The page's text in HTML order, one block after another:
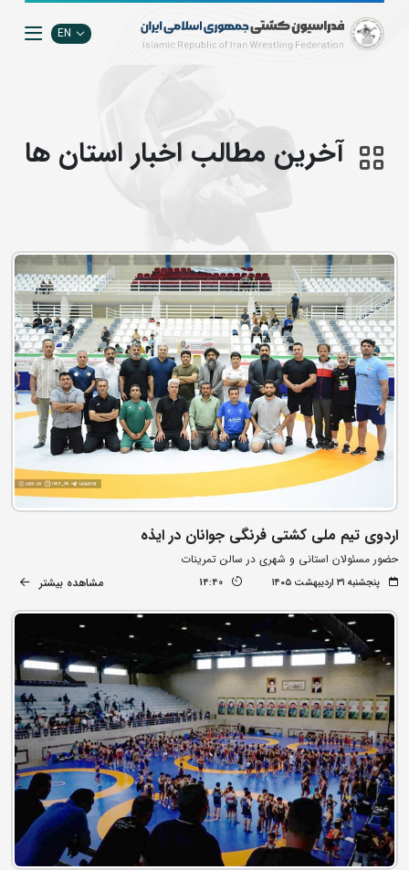
EN
آخرین مطالب اخبار استان ها
اردوی تیم ملی کشتی فرنگی جوانان در ایذه
حضور مسئولان استانی و شهری در سالن تمرینات
پنجشنبه ۳۱ اردیبهشت ۱۴۰۵ 14:40 مشاهده بیشتر